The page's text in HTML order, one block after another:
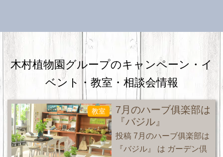
木村植物園グループのキャンペーン・ イ
ベント・教室・相談会情報
教室
7月のハーブ俱楽部は
『バジル』
投稿 7月のハーブ俱楽部は
『バジル』 は ガーデン倶